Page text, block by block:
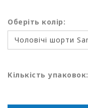
Оберіть колір:
Кількість упаковок: